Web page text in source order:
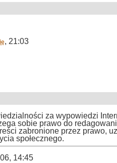
, 21:03
za wypowiedzi
sobie prawo do
zabronione przez prawo,
społecznego.
14:45